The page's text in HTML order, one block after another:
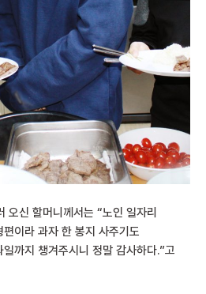
오신 할머니께서는 “노인 일자리
이라 과자 한 봉지 사주기도
까지 챙겨주시니 정말 감사하다.”고